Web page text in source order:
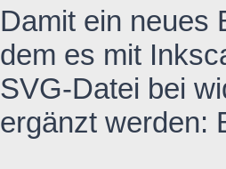
Damit ein neues
dem es mit
SVG-Datei bei
ergänzt werden: